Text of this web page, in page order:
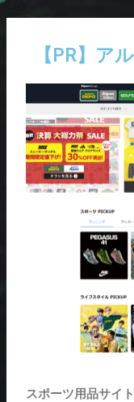
【PR】ア
スポーツ用品サイ